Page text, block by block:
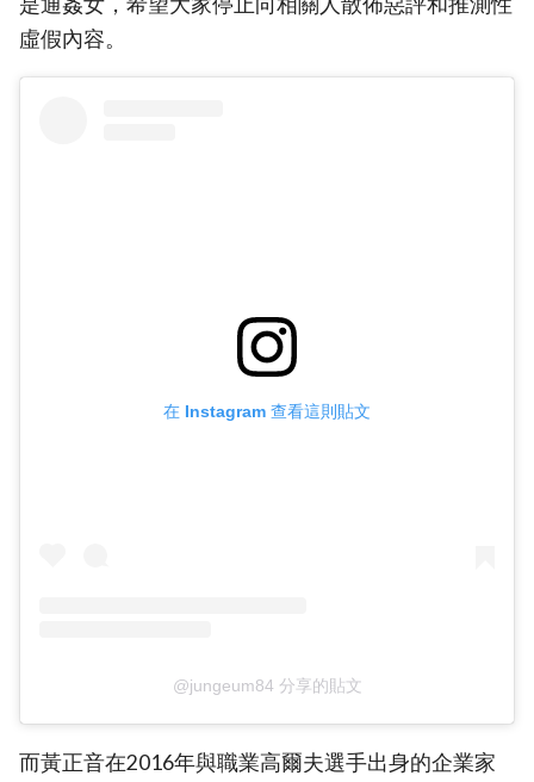
虛假內容。
在 Instagram 查看這則貼文
@jungeum84 分享的貼文
而黃正音在2016年與職業高爾夫選手出身的企業家